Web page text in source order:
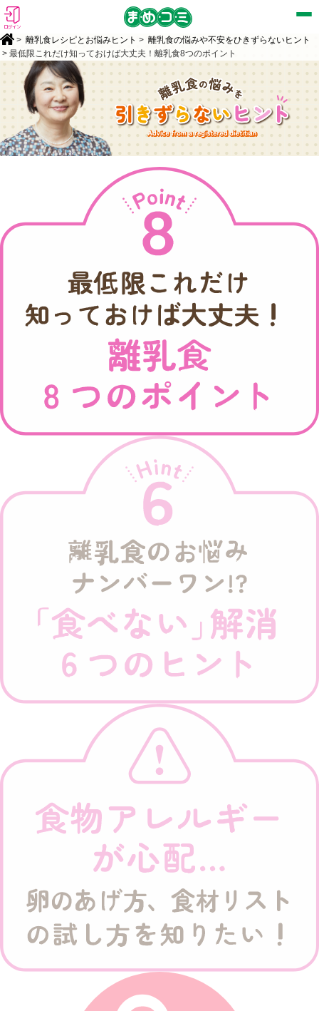
ログイン
> 離乳食レシピとお悩みヒント > 離乳食の悩みや不安をひきずらないヒント
> 最低限これだけ知っておけば大丈夫！離乳食8つのポイント